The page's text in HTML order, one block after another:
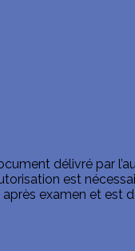
délivré par
est
après examen et